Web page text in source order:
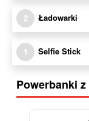
2 Ładowarki
1 Selfie Stick
Powerbanki